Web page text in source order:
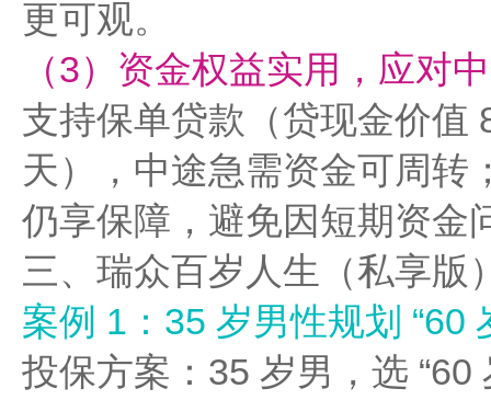
更可观。
（3）资金权益实用，应对
支持保单贷款（贷现金价值
天），中途急需资金可周转
仍享保障，避免因短期资金
三、瑞众百岁人生（私享版
案例 1：35 岁男性规划 “60
投保方案：35 岁男，选 “60